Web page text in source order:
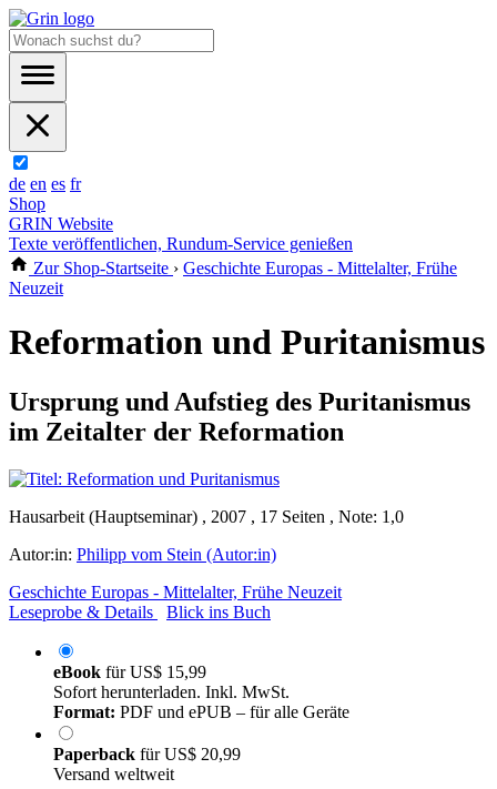
de en es fr
Shop
GRIN Website
Texte veröffentlichen, Rundum-Service genießen
Zur Shop-Startseite › Geschichte Europas - Mittelalter, Frühe
Neuzeit
Reformation und Puritanismus
Ursprung und Aufstieg des Puritanismus
im Zeitalter der Reformation
Hausarbeit (Hauptseminar) , 2007 , 17 Seiten , Note: 1,0
Autor:in: Philipp vom Stein (Autor:in)
Geschichte Europas - Mittelalter, Frühe Neuzeit
Leseprobe & Details
Blick ins Buch
eBook fürUS$ 15,99
Sofort herunterladen. Inkl. MwSt.
Format: PDF und ePUB – für alle Geräte
Paperback fürUS$ 20,99
Versand weltweit